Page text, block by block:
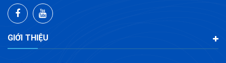
GIỚI THIỆU